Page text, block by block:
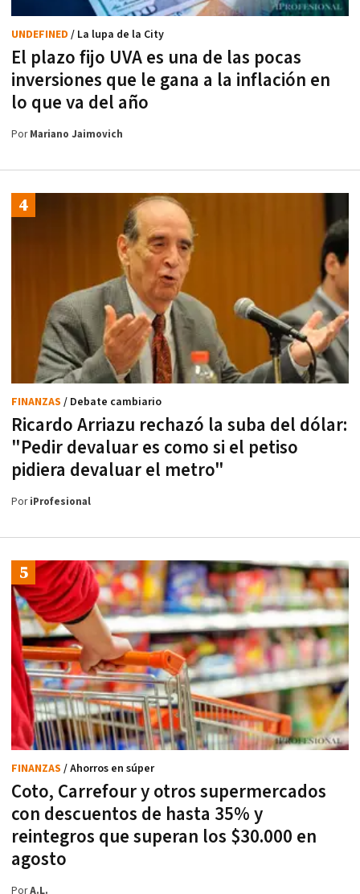
El plazo fijo UVA es una de las pocas
inversiones que le gana a la inflación en
lo que va del año
UNDEFINED / La lupa de la City
PorMariano Jaimovich
Ricardo Arriazu rechazó la suba del dólar:
"Pedir devaluar es como si el petiso
pidiera devaluar el metro"
FINANZAS / Debate cambiario
PoriProfesional
Coto, Carrefour y otros supermercados
con descuentos de hasta 35% y
reintegros que superan los $30.000 en
agosto
FINANZAS / Ahorros en súper